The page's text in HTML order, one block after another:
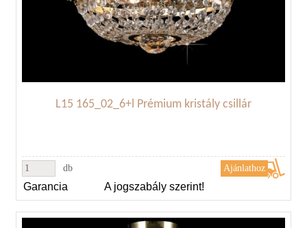
L15 165_02_6+l Prémium kristály csillár
db
Garancia A jogszabály szerint!